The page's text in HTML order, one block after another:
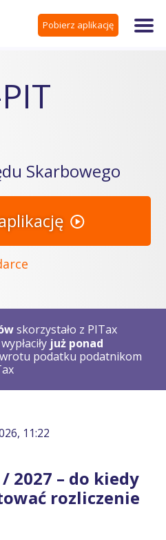
Pobierz aplikację
Skarbowego
skorzystało z PITax
już ponad
podatku podatnikom
11:22
2027 – do kiedy
rozliczenie